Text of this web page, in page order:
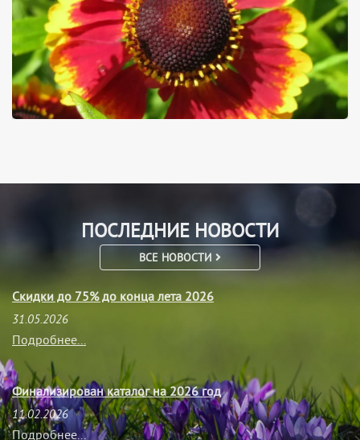
ПОСЛЕДНИЕ НОВОСТИ
ВСЕ НОВОСТИ
Скидки до 75% до конца лета 2026
31.05.2026
Подробнее...
Финализирован каталог на 2026 год
11.02.2026
Подробнее...